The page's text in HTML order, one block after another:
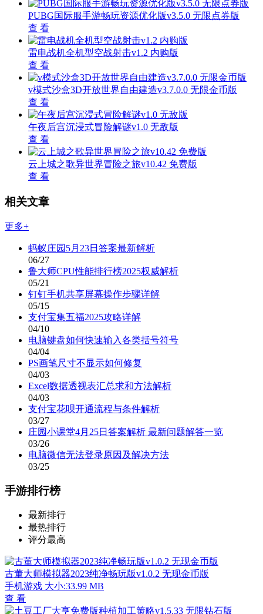
PUBG国际服手游畅玩资源优化版v3.5.0 无限点券版
查 看
雷电战机全机型空战射击v1.2 内购版
查 看
v模式沙盒3D开放世界自由建造v3.7.0.0 无限金币版
查 看
午夜后宫沉浸式冒险解谜v1.0 无敌版
查 看
云上城之歌异世界冒险之旅v10.42 免费版
查 看
相关文章
更多+
蚂蚁庄园5月23日答案最新解析
06/27
鲁大师CPU性能排行榜2025权威解析
05/21
钉钉手机共享屏幕操作步骤详解
05/15
支付宝集五福2025攻略详解
04/10
电脑键盘如何快速输入各类括号符号
04/04
PS画笔尺寸不显示如何修复
04/03
Excel数据透视表汇总求和方法解析
04/03
支付宝花呗开通流程与条件解析
03/27
庄园小课堂4月25日答案解析 最新问题解答一览
03/26
电脑微信无法登录原因及解决方法
03/25
手游排行榜
最新排行
最热排行
评分最高
古董大师模拟器2023纯净畅玩版v1.0.2 无现金币版
手机游戏 大小:33.99 MB
查 看